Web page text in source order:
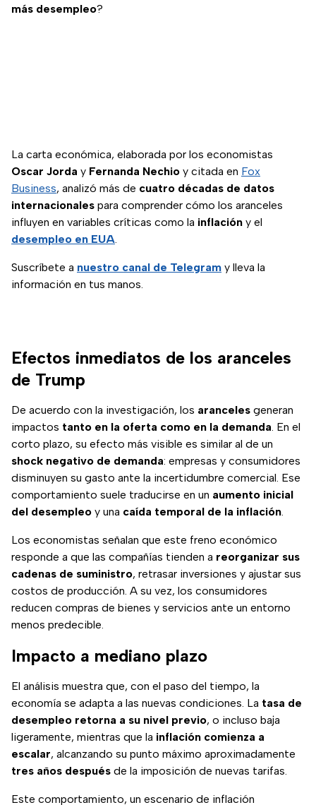
más desempleo?
La carta económica, elaborada por los economistas
Oscar Jorda y Fernanda Nechio y citada en Fox
Business, analizó más de cuatro décadas de datos
internacionales para comprender cómo los aranceles
influyen en variables críticas como la inflación y el
desempleo en EUA.
Suscríbete a nuestro canal de Telegram y lleva la
información en tus manos.
Efectos inmediatos de los aranceles
de Trump
De acuerdo con la investigación, los aranceles generan
impactos tanto en la oferta como en la demanda. En el
corto plazo, su efecto más visible es similar al de un
shock negativo de demanda: empresas y consumidores
disminuyen su gasto ante la incertidumbre comercial. Ese
comportamiento suele traducirse en un aumento inicial
del desempleo y una caída temporal de la inflación.
Los economistas señalan que este freno económico
responde a que las compañías tienden a reorganizar sus
cadenas de suministro, retrasar inversiones y ajustar sus
costos de producción. A su vez, los consumidores
reducen compras de bienes y servicios ante un entorno
menos predecible.
Impacto a mediano plazo
El análisis muestra que, con el paso del tiempo, la
economía se adapta a las nuevas condiciones. La tasa de
desempleo retorna a su nivel previo, o incluso baja
ligeramente, mientras que la inflación comienza a
escalar, alcanzando su punto máximo aproximadamente
tres años después de la imposición de nuevas tarifas.
Este comportamiento, un escenario de inflación